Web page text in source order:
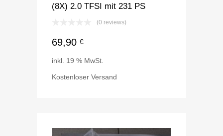
(8X) 2.0 TFSI mit 231 PS
(0 reviews)
69,90 €
inkl. 19 % MwSt.
Kostenloser Versand